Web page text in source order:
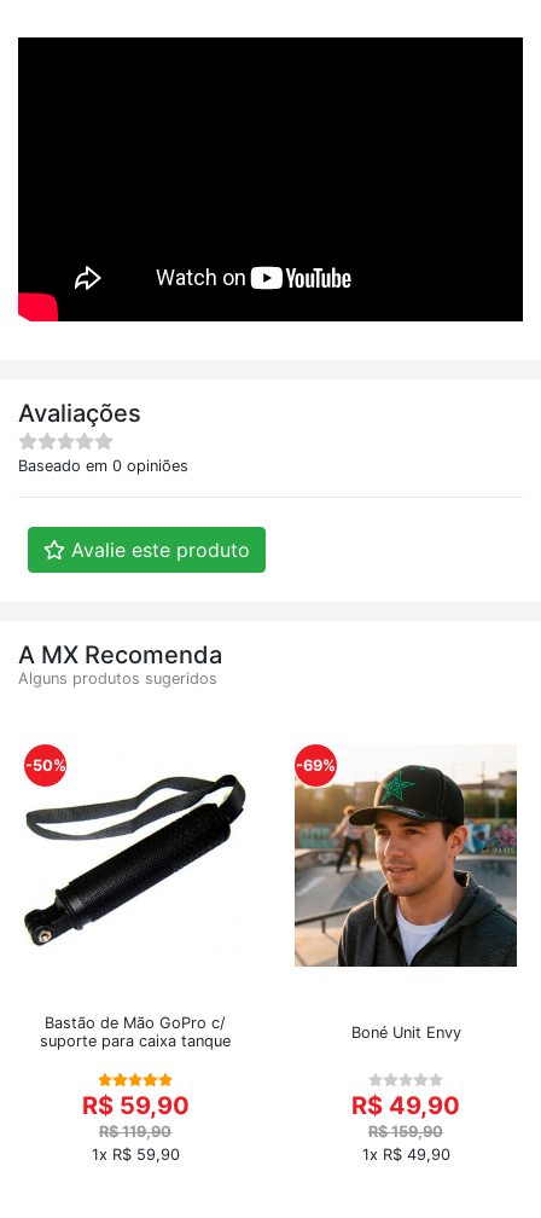
Avaliações
Baseado em 0 opiniões
Avalie este produto
A MX Recomenda
Alguns produtos sugeridos
-50%
Bastão de Mão GoPro c/
suporte para caixa tanque
R$ 59,90
R$ 119,90
1x R$ 59,90
-69%
Boné Unit Envy
R$ 49,90
R$ 159,90
1x R$ 49,90